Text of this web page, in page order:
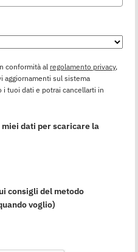
conformità al regolamento privacy,
aggiornamenti sul sistema
i tuoi dati e potrai cancellarti in
dati per scaricare la
consigli del metodo
voglio)